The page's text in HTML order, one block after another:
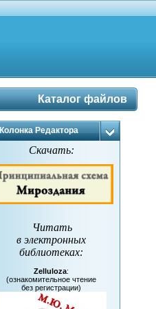
Каталог файлов
Колонка Редактора
Скачать:
Читать
в электронных
библиотеках:
Zelluloza:
(ознакомительное чтение
без регистрации)